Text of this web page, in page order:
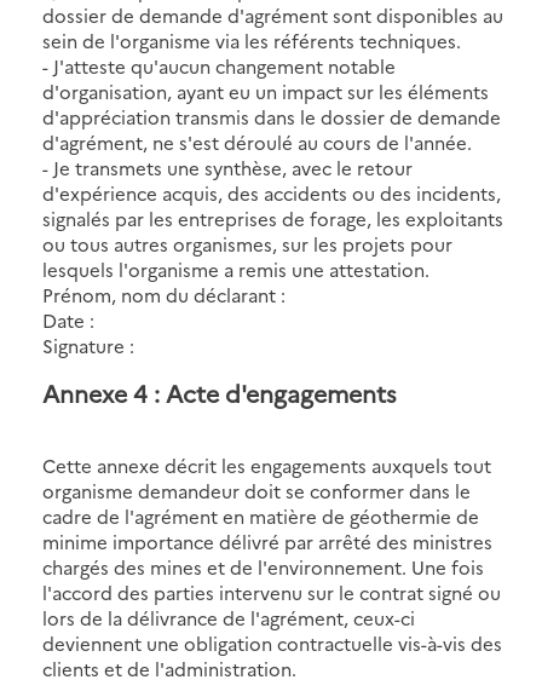
dossier de demande d'agrément sont disponibles au
sein de l'organisme via les référents techniques.
- J'atteste qu'aucun changement notable
d'organisation, ayant eu un impact sur les éléments
d'appréciation transmis dans le dossier de demande
d'agrément, ne s'est déroulé au cours de l'année.
- Je transmets une synthèse, avec le retour
d'expérience acquis, des accidents ou des incidents,
signalés par les entreprises de forage, les exploitants
ou tous autres organismes, sur les projets pour
lesquels l'organisme a remis une attestation.
Prénom, nom du déclarant :
Date :
Signature :
Annexe 4 : Acte d'engagements
Cette annexe décrit les engagements auxquels tout
organisme demandeur doit se conformer dans le
cadre de l'agrément en matière de géothermie de
minime importance délivré par arrêté des ministres
chargés des mines et de l'environnement. Une fois
l'accord des parties intervenu sur le contrat signé ou
lors de la délivrance de l'agrément, ceux-ci
deviennent une obligation contractuelle vis-à-vis des
clients et de l'administration.